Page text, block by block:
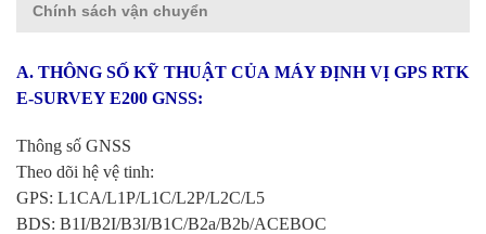
Chính sách vận chuyển
A. THÔNG SỐ KỸ THUẬT CỦA MÁY ĐỊNH VỊ GPS RTK
E-SURVEY E200 GNSS:
Thông số GNSS
Theo dõi hệ vệ tinh:
GPS: L1CA/L1P/L1C/L2P/L2C/L5
BDS: B1I/B2I/B3I/B1C/B2a/B2b/ACEBOC